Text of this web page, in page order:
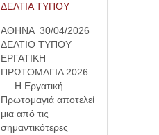
ΔΕΛΤΙΑ ΤΥΠΟΥ
ΑΘΗΝΑ 30/04/2026
ΔΕΛΤΙΟ ΤΥΠΟΥ
ΕΡΓΑΤΙΚΗ
ΠΡΩΤΟΜΑΓΙΑ 2026
Η Εργατική
Πρωτομαγιά αποτελεί
μια από τις
σημαντικότερες